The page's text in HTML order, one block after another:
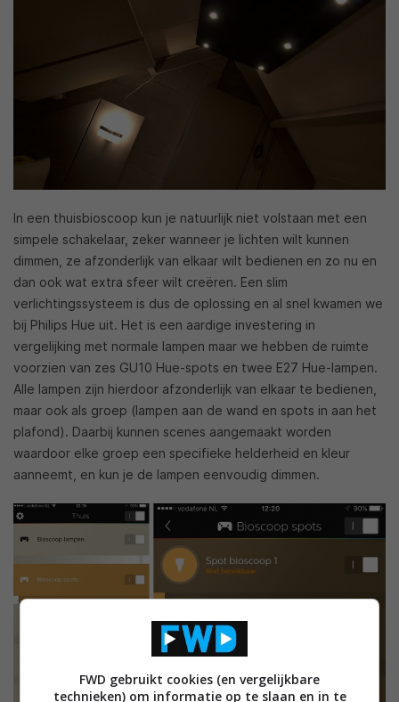
In een thuisbioscoop kun je natuurlijk niet volstaan met een
simpele schakelaar, zeker wanneer je lichten wilt kunnen
dimmen, ze afzonderlijk van elkaar wilt bedienen en zo nu en
dan ook wat extra sfeer wilt creëren. Een slim
verlichtingssysteem is dus de oplossing en al snel kwamen we
bij Philips Hue uit. Het is een aardige investering in
vergelijking met normale lampen maar we hebben de ruimte
voorzien van zes GU10 Hue-spots en twee E27 Hue-lampen.
Alle lampen zijn hierdoor afzonderlijk van elkaar te bedienen,
maar ook als groep (lampen aan de wand en spots in aan het
plafond). Daarbij kunnen scenes aangemaakt worden
waardoor elke groep een specifieke helderheid en kleur
aanneemt, en kun je de lampen eenvoudig dimmen.
FWD gebruikt cookies (en vergelijkbare
technieken) om informatie op te slaan en in te